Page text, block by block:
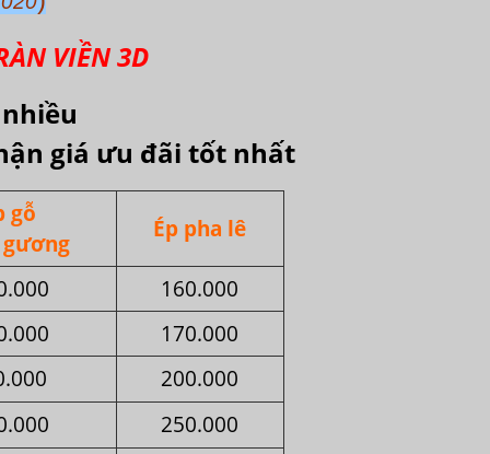
VIỀN 3D
giá ưu đãi tốt nhất
gỗ
Ép pha lê
160.000
170.000
200.000
250.000